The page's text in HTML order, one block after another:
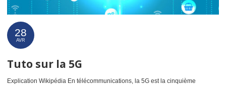
28
AVR
Tuto sur la 5G
Explication Wikipédia En télécommunications, la 5G est la cinquième